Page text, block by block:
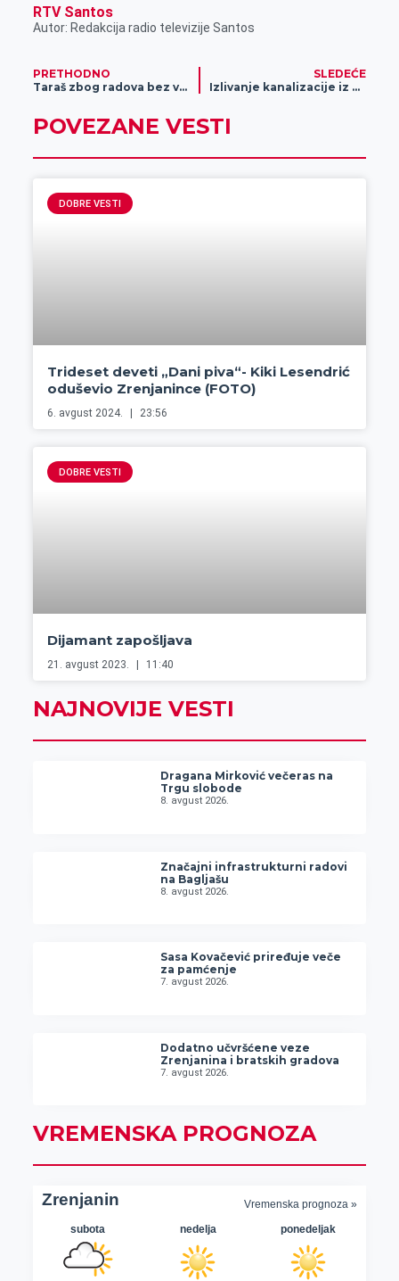
RTV Santos
Autor: Redakcija radio televizije Santos
PRETHODNO
Taraš zbog radova bez vode
SLEDEĆE
Izlivanje kanalizacije iz poznate zgrade u centru Zrenjanina predstavlja ozbiljan problem
POVEZANE VESTI
DOBRE VESTI
Trideset deveti „Dani piva“- Kiki Lesendrić
oduševio Zrenjanince (FOTO)
6. avgust 2024. 23:56
DOBRE VESTI
Dijamant zapošljava
21. avgust 2023. 11:40
NAJNOVIJE VESTI
Dragana Mirković večeras na
Trgu slobode
8. avgust 2026.
Značajni infrastrukturni radovi
na Bagljašu
8. avgust 2026.
Sasa Kovačević priređuje veče
za pamćenje
7. avgust 2026.
Dodatno učvršćene veze
Zrenjanina i bratskih gradova
7. avgust 2026.
VREMENSKA PROGNOZA